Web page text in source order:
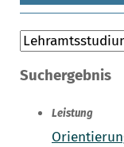
Suchergebnis
Leistung